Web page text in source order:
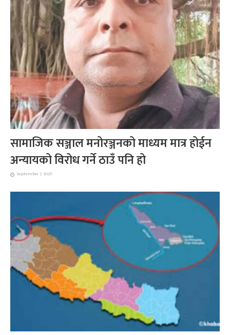
सामाजिक सञ्जाल मनोरञ्जनको माध्यम मात्र होईन
अन्यायको विरोध गर्ने ठाउँ पनि हो
September 7, 2025